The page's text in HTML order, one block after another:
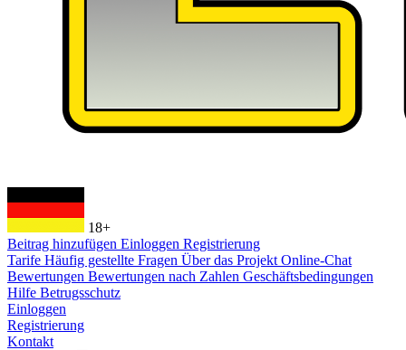
18+
Beitrag hinzufügen Einloggen Registrierung
Tarife Häufig gestellte Fragen Über das Projekt Online-Chat
Bewertungen Bewertungen nach Zahlen Geschäftsbedingungen
Hilfe Betrugsschutz
Einloggen
Registrierung
Kontakt